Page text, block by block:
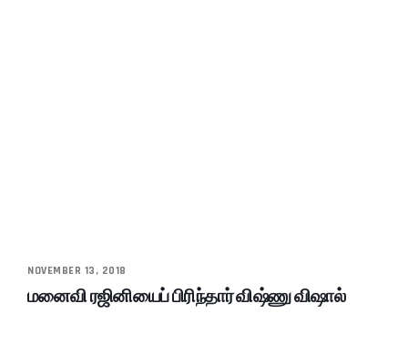
NOVEMBER 13, 2018
மனைவி ரஜினியைப் பிரிந்தார் விஷ்ணு விஷால்